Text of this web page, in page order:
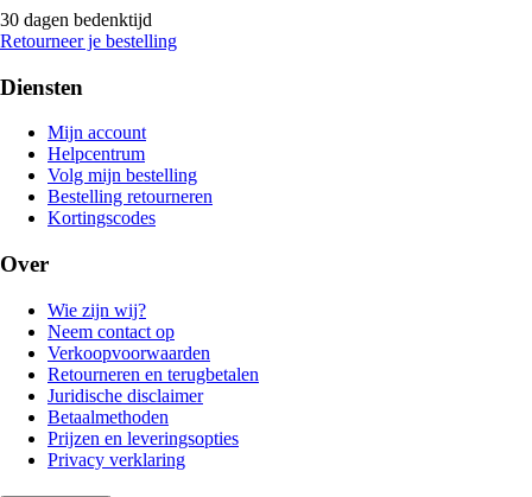
30 dagen bedenktijd
Retourneer je bestelling
Diensten
Mijn account
Helpcentrum
Volg mijn bestelling
Bestelling retourneren
Kortingscodes
Over
Wie zijn wij?
Neem contact op
Verkoopvoorwaarden
Retourneren en terugbetalen
Juridische disclaimer
Betaalmethoden
Prijzen en leveringsopties
Privacy verklaring